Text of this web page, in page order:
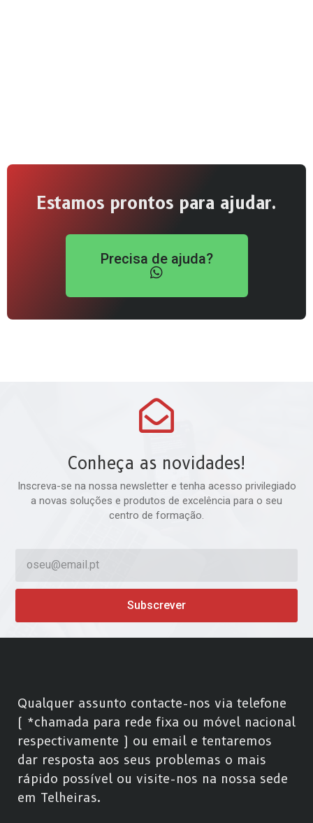
Estamos prontos para ajudar.
Precisa de ajuda?
Conheça as novidades!
Inscreva-se na nossa newsletter e tenha acesso privilegiado
a novas soluções e produtos de excelência para o seu
centro de formação.
Subscrever
Qualquer assunto contacte-nos via telefone
( *chamada para rede fixa ou móvel nacional
respectivamente ) ou email e tentaremos
dar resposta aos seus problemas o mais
rápido possível ou visite-nos na nossa sede
em Telheiras.